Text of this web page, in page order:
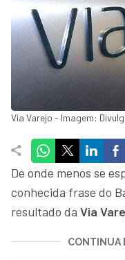
Via Varejo - Imagem:
De onde menos se
conhecida frase do
resultado da Via
CONTINUA